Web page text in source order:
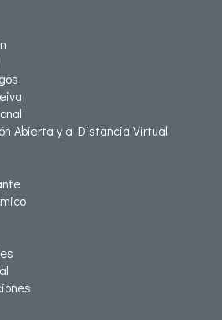
Abierta y a Distancia Virtual